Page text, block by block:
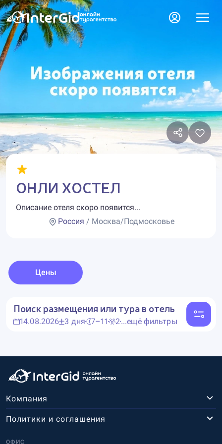
ОНЛИ ХОСТЕЛ
Описание отеля скоро появится...
Россия / Москва/Подмосковье
Цены
Поиск размещения или тура в отель
14.08.2026 3 дня 7–11 2...ещё фильтры
Компания
ОФИС
Политики и соглашения